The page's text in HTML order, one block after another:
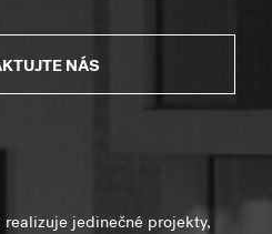
NÁS
jedinečné projekty,